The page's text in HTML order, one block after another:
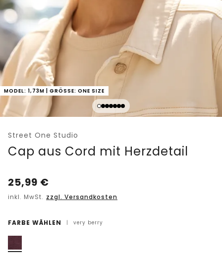
MODEL: 1,73M | GRÖSSE: ONE SIZE
Street One Studio
Cap aus Cord mit Herzdetail
25,99 €
inkl. MwSt. zzgl. Versandkosten
FARBE WÄHLEN | very berry